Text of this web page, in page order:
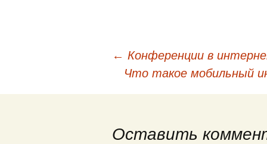
Навигация по
← Конференции в
Что такое мобильный
Оставить